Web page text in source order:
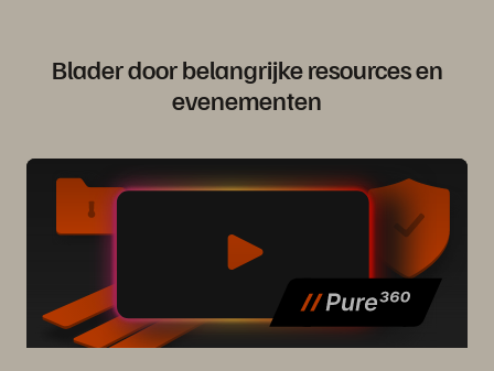
Blader door belangrijke resources en
evenementen